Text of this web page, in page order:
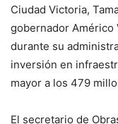
Ciudad Victoria,
gobernador Américo
durante su
inversión en
mayor a los 479
El secretario de